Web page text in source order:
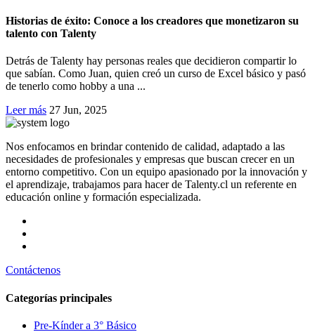
Historias de éxito: Conoce a los creadores que monetizaron su
talento con Talenty
Detrás de Talenty hay personas reales que decidieron compartir lo
que sabían. Como Juan, quien creó un curso de Excel básico y pasó
de tenerlo como hobby a una ...
Leer más 27 Jun, 2025
Nos enfocamos en brindar contenido de calidad, adaptado a las
necesidades de profesionales y empresas que buscan crecer en un
entorno competitivo. Con un equipo apasionado por la innovación y
el aprendizaje, trabajamos para hacer de Talenty.cl un referente en
educación online y formación especializada.
Contáctenos
Categorías principales
Pre-Kínder a 3° Básico